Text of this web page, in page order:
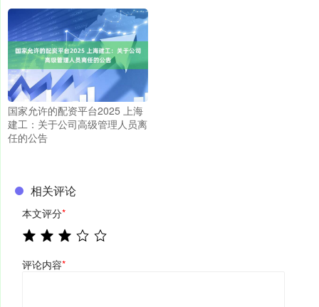
国家允许的配资平台2025 上海
建工：关于公司高级管理人员离
任的公告
相关评论
本文评分*
评论内容*